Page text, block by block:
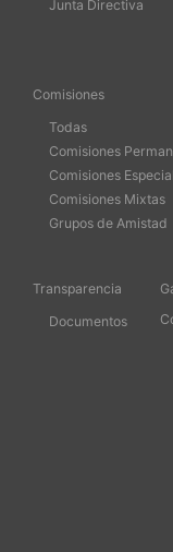
Junta Directiva
Comisiones
Todas
Comisiones
Comisiones
Comisiones Mixtas
Grupos de Amistad
Transparencia
Documentos